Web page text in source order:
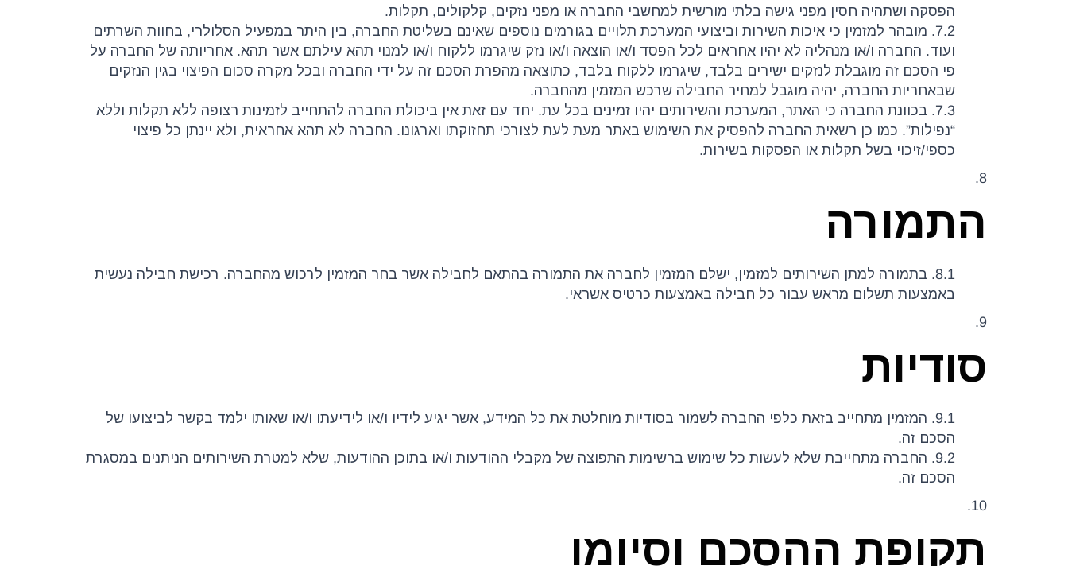
הפסקה ושתהיה חסין מפני גישה בלתי מורשית למחשבי החברה או מפני נזקים, קלקולים, תקלות.
7.2. מובהר למזמין כי איכות השירות וביצועי המערכת תלויים בגורמים נוספים שאינם בשליטת החברה, בין היתר במפעיל הסלולרי, בחוות השרתים
ועוד. החברה ו/או מנהליה לא יהיו אחראים לכל הפסד ו/או הוצאה ו/או נזק שיגרמו ללקוח ו/או למנוי תהא עילתם אשר תהא. אחריותה של החברה על
פי הסכם זה מוגבלת לנזקים ישירים בלבד, שיגרמו ללקוח בלבד, כתוצאה מהפרת הסכם זה על ידי החברה ובכל מקרה סכום הפיצוי בגין הנזקים
שבאחריות החברה, יהיה מוגבל למחיר החבילה שרכש המזמין מהחברה.
7.3. בכוונת החברה כי האתר, המערכת והשירותים יהיו זמינים בכל עת. יחד עם זאת אין ביכולת החברה להתחייב לזמינות רצופה ללא תקלות וללא
“נפילות”. כמו כן רשאית החברה להפסיק את השימוש באתר מעת לעת לצורכי תחזוקתו וארגונו. החברה לא תהא אחראית, ולא יינתן כל פיצוי
כספי/זיכוי בשל תקלות או הפסקות בשירות.
8.
התמורה
8.1. בתמורה למתן השירותים למזמין, ישלם המזמין לחברה את התמורה בהתאם לחבילה אשר בחר המזמין לרכוש מהחברה. רכישת חבילה נעשית
באמצעות תשלום מראש עבור כל חבילה באמצעות כרטיס אשראי.
9.
סודיות
9.1. המזמין מתחייב בזאת כלפי החברה לשמור בסודיות מוחלטת את כל המידע, אשר יגיע לידיו ו/או לידיעתו ו/או שאותו ילמד בקשר לביצועו של
הסכם זה.
9.2. החברה מתחייבת שלא לעשות כל שימוש ברשימות התפוצה של מקבלי ההודעות ו/או בתוכן ההודעות, שלא למטרת השירותים הניתנים במסגרת
הסכם זה.
10.
תקופת ההסכם וסיומו